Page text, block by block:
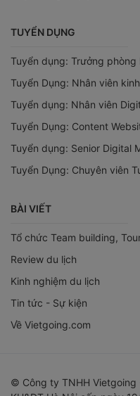
TUYỂN DỤNG
Tuyển dụng: Trưởng
Tuyển Dụng: Nhân viên
Tuyển dụng: Nhân viên
Tuyển Dụng: Content
Tuyển dụng: Senior Digital
Tuyển Dụng: Chuyên viên
BÀI VIẾT
Tổ chức Team building,
Review du lịch
Kinh nghiệm du lịch
Tin tức - Sự kiện
Về Vietgoing.com
© Công ty TNHH Vietgoing